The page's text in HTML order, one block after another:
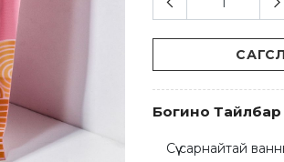
Богино Тайлбар
Сүү сарнайтай